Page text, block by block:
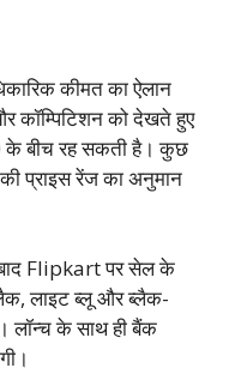
कीमत का ऐलान
कॉम्पिटिशन को देखते हुए
बीच रह सकती है। कुछ
प्राइस रेंज का अनुमान
Flipkart पर सेल के
लाइट ब्लू और ब्लैक-
लॉन्च के साथ ही बैंक